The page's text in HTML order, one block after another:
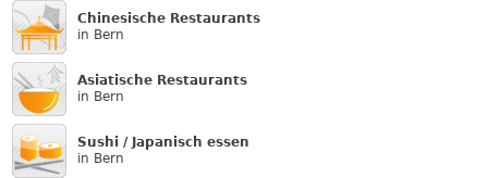
Chinesische Restaurants
in Bern
Asiatische Restaurants
in Bern
Sushi / Japanisch essen
in Bern